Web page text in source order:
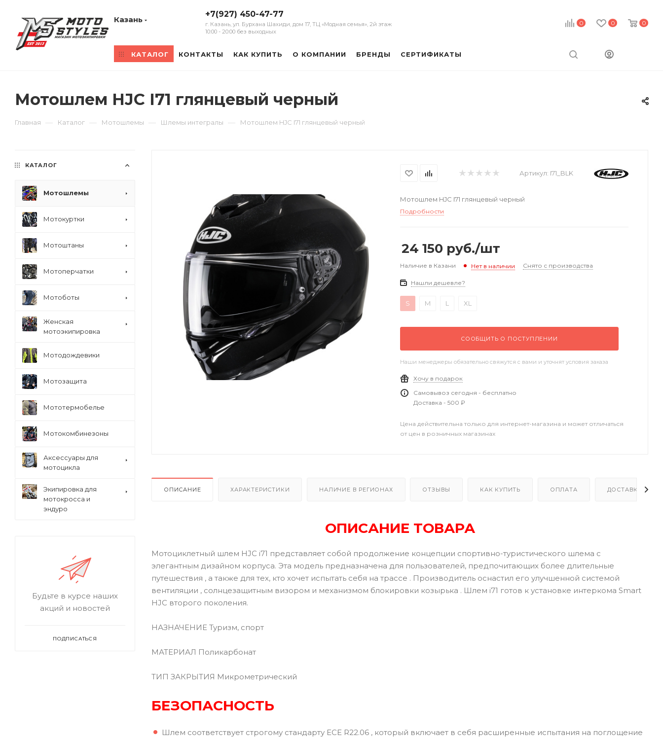
0 0 0
Казань
+7(927) 450-47-77
г. Казань, ул. Бурхана Шахиди, дом 17, ТЦ «Модная семья», 2й этаж
10:00 - 20:00 без выходных
КАТАЛОГ КОНТАКТЫ КАК КУПИТЬ О КОМПАНИИ БРЕНДЫ СЕРТИФИКАТЫ
Мотошлем HJC I71 глянцевый черный
Главная — Каталог — Мотошлемы — Шлемы интегралы — Мотошлем HJC I71 глянцевый черный
Артикул: I71_BLK
Мотошлем HJC I71 глянцевый черный
Подробности
24 150 руб./шт
Наличие в Казани Нет в наличии Снято с производства
Нашли дешевле?
S M L XL
СООБЩИТЬ О ПОСТУПЛЕНИИ
Наши менеджеры обязательно свяжутся с вами и уточнят условия заказа
Хочу в подарок
Самовывоз сегодня - бесплатно
Доставка - 500 ₽
Цена действительна только для интернет-магазина и может отличаться
от цен в розничных магазинах
ОПИСАНИЕ ХАРАКТЕРИСТИКИ НАЛИЧИЕ В РЕГИОНАХ ОТЗЫВЫ КАК КУПИТЬ ОПЛАТА ДОСТАВКА
ОПИСАНИЕ ТОВАРА
Мотоциклетный шлем HJC i71 представляет собой продолжение концепции спортивно-туристического шлема с
элегантным дизайном корпуса. Эта модель предназначена для пользователей, предпочитающих более длительные
путешествия , а также для тех, кто хочет испытать себя на трассе . Производитель оснастил его улучшенной системой
вентиляции , солнцезащитным визором и механизмом блокировки козырька . Шлем i71 готов к установке интеркома Smart
HJC второго поколения.
НАЗНАЧЕНИЕ Туризм, спорт
МАТЕРИАЛ Поликарбонат
ТИП ЗАКРЫТИЯ Микрометрический
БЕЗОПАСНОСТЬ
Шлем соответствует строгому стандарту ECE R22.06 , который включает в себя расширенные испытания на поглощение
КАТАЛОГ
Мотошлемы
Мотокуртки
Мотоштаны
Мотоперчатки
Мотоботы
Женская
мотоэкипировка
Мотодождевики
Мотозащита
Мототермобелье
Мотокомбинезоны
Аксессуары для
мотоцикла
Экипировка для
мотокросса и
эндуро
Будьте в курсе наших
акций и новостей
ПОДПИСАТЬСЯ